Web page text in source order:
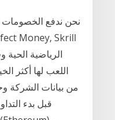
اللعب لها أكثر